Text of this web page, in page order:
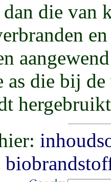
die van
as die bij